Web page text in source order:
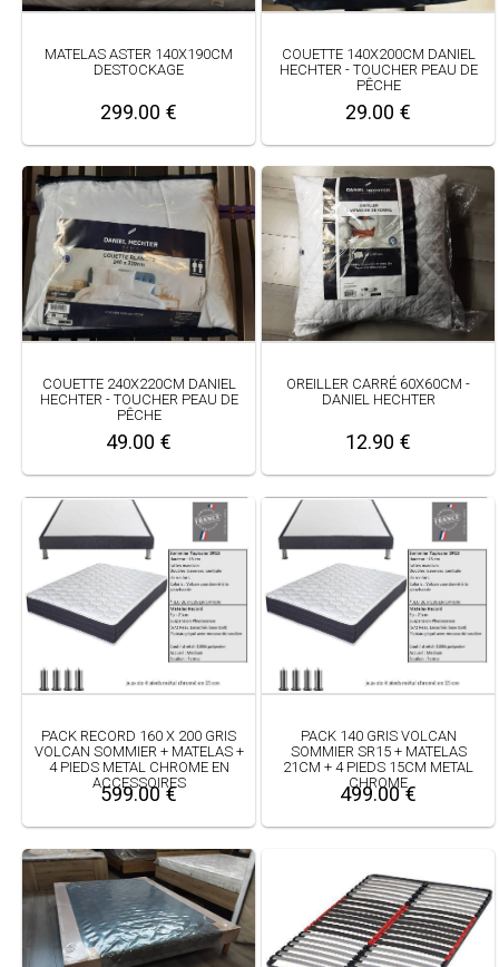
MATELAS ASTER 140X190CM
DESTOCKAGE
299.00 €
COUETTE 140X200CM DANIEL
HECHTER - TOUCHER PEAU DE
PÊCHE
29.00 €
COUETTE 240X220CM DANIEL
HECHTER - TOUCHER PEAU DE
PÊCHE
49.00 €
OREILLER CARRÉ 60X60CM -
DANIEL HECHTER
12.90 €
PACK RECORD 160 X 200 GRIS
VOLCAN SOMMIER + MATELAS +
4 PIEDS METAL CHROME EN
ACCESSOIRES
599.00 €
PACK 140 GRIS VOLCAN
SOMMIER SR15 + MATELAS
21CM + 4 PIEDS 15CM METAL
CHROME
499.00 €